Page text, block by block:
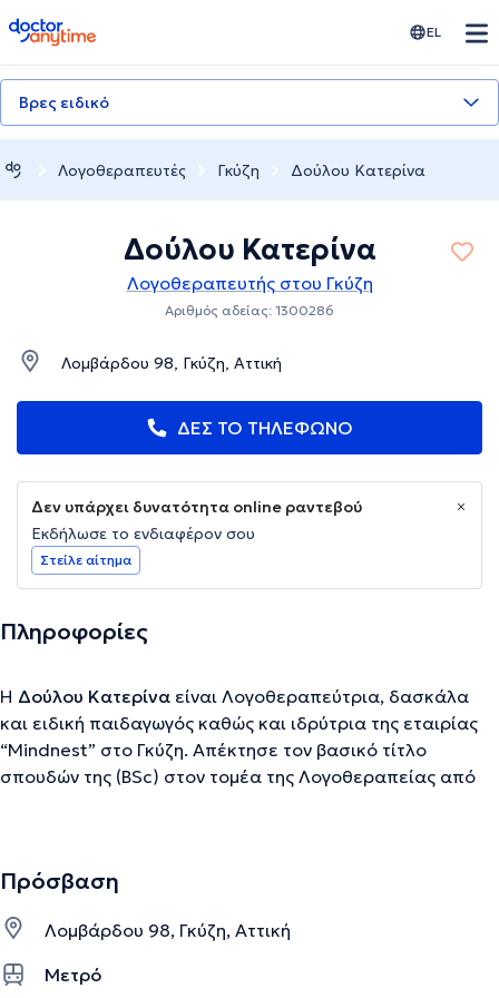
doctoranytime EL
Βρες ειδικό
Λογοθεραπευτές Γκύζη Δούλου Κατερίνα
Δούλου Κατερίνα
Λογοθεραπευτής στου Γκύζη
Αριθμός αδείας: 1300286
Λομβάρδου 98, Γκύζη, Αττική
ΔΕΣ ΤΟ ΤΗΛΕΦΩΝΟ
Δεν υπάρχει δυνατότητα online ραντεβού
Εκδήλωσε το ενδιαφέρον σου
Στείλε αίτημα
Πληροφορίες
Η Δούλου Κατερίνα είναι Λογοθεραπεύτρια, δασκάλα
και ειδική παιδαγωγός καθώς και ιδρύτρια της εταιρίας
“Mindnest” στο Γκύζη. Απέκτησε τον βασικό τίτλο
σπουδών της (BSc) στον τομέα της Λογοθεραπείας από
Εκπαίδευσης του Καποδιστρικού Πανεπιστημίου Αθηνών.
«Ειδική Αγωγή και Τ.Π.Ε.: ψυχοπαιδαγωγική της ένταξης»,
από το Δημοκρίτειο Πανεπιστήμιο Θράκης σε
συνεργασία με το Ερευνητικό Κέντρο Φυσικών Επιστημών
Πρόσβαση
Λομβάρδου 98, Γκύζη, Αττική
Μετρό